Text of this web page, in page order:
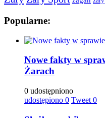
Popularne:
Nowe fakty w
Żarach
0 udostępniono
udostępiono 0 Tweet 0